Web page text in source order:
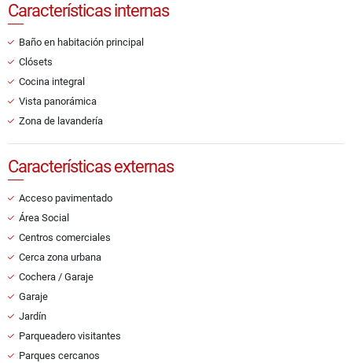
Características internas
Baño en habitación principal
Clósets
Cocina integral
Vista panorámica
Zona de lavandería
Características externas
Acceso pavimentado
Área Social
Centros comerciales
Cerca zona urbana
Cochera / Garaje
Garaje
Jardín
Parqueadero visitantes
Parques cercanos